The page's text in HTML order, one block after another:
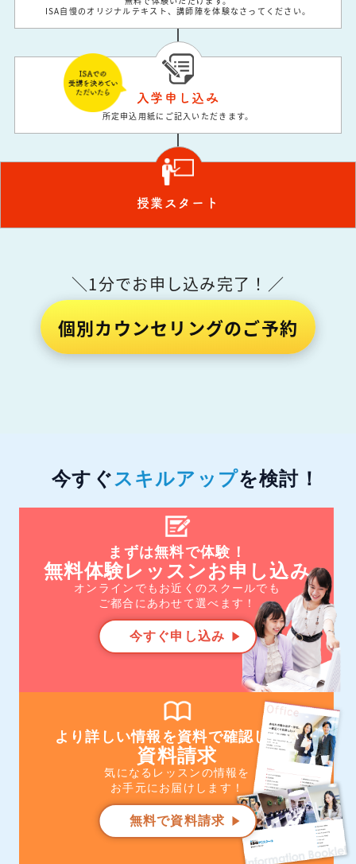
ISA自慢のオリジナルテキスト、講師陣を体験なさってください。
入学申し込み
所定申込用紙にご記入いただきます。
授業スタート
＼1分でお申し込み完了！／
個別カウンセリングのご予約
今すぐスキルアップを検討！
まずは無料で体験！
無料体験レッスンお申し込み
オンラインでもお近くのスクールでも
ご都合にあわせて選べます！
今すぐ申し込み
より詳しい情報を資料で確認したい
資料請求
気になるレッスンの情報を
お手元にお届けします！
無料で資料請求